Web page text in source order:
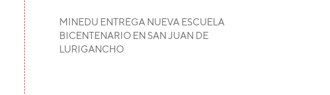
MINEDU ENTREGA NUEVA ESCUELA
BICENTENARIO EN SAN JUAN DE
LURIGANCHO